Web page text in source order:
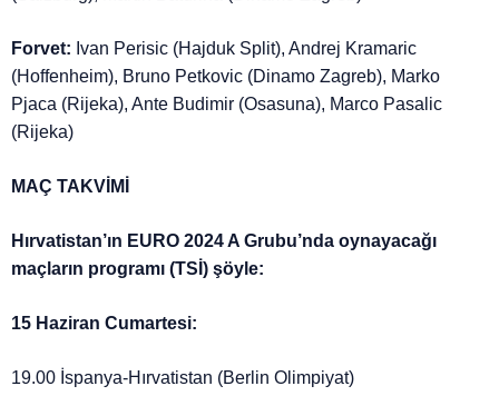
Forvet: Ivan Perisic (Hajduk Split), Andrej Kramaric
(Hoffenheim), Bruno Petkovic (Dinamo Zagreb), Marko
Pjaca (Rijeka), Ante Budimir (Osasuna), Marco Pasalic
(Rijeka)
MAÇ TAKVİMİ
Hırvatistan’ın EURO 2024 A Grubu’nda oynayacağı
maçların programı (TSİ) şöyle:
15 Haziran Cumartesi:
19.00 İspanya-Hırvatistan (Berlin Olimpiyat)